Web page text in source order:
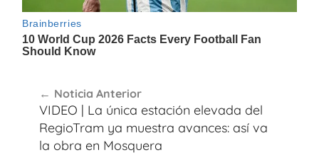
de
entradas
Noticia Anterior
VIDEO | La única estación elevada del
RegioTram ya muestra avances: así va
la obra en Mosquera